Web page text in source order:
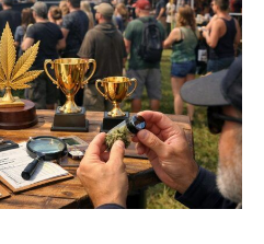
które
tworzą
historię
branży
konopnej